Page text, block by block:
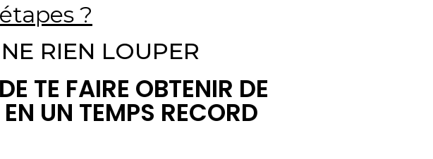
?
RIEN LOUPER
TE FAIRE OBTENIR DE
UN TEMPS RECORD